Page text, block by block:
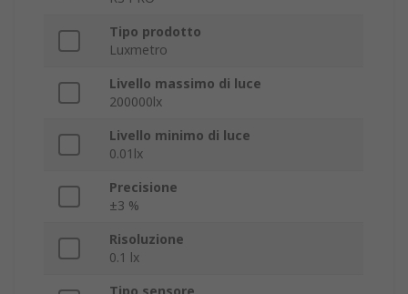
Tipo prodotto
Luxmetro
Livello massimo di luce
200000lx
Livello minimo di luce
0.01lx
Precisione
±3 %
Risoluzione
0.1 lx